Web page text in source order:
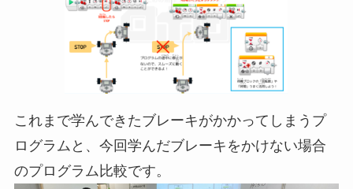
これまで学んできたブレーキがかかってしまうプ
ログラムと、今回学んだブレーキをかけない場合
のプログラム比較です。